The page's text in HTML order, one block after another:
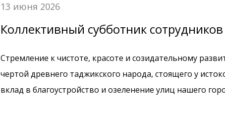
13 июня 2026
Коллективный субботник
Стремление к чистоте, красоте и созидательному
чертой древнего таджикского народа, стоящего у
вклад в благоустройство и озеленение улиц нашего